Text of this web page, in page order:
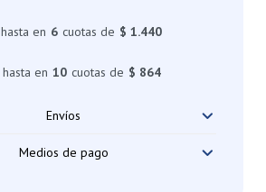
hasta en 6 cuotas de $ 1.440
hasta en 10 cuotas de $ 864
Envíos
Medios de pago